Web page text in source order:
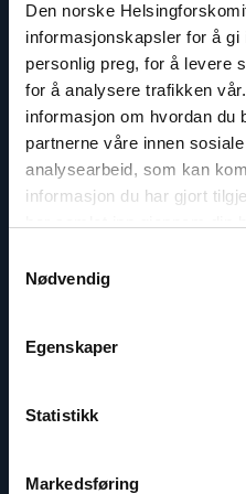
Den norske
informasjonskapsler for å gi
personlig preg, for å levere
for å analysere trafikken
informasjon om hvordan du
partnerne våre innen
analysearbeid, som kan
informasjon du har gjort
Nødvendig
Egenskaper
Statistikk
Markedsføring
Aage
E-post:
Twitter: @aageB